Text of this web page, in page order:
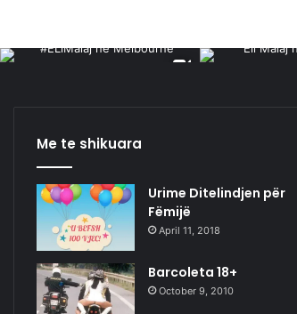
Me te shikuara
Urime Ditelindjen për
Fëmijë
April 11, 2018
Barcoleta 18+
October 9, 2010